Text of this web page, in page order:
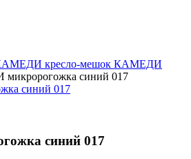
КАМЕДИ кресло-мешок КАМЕДИ
синий 017
синий 017